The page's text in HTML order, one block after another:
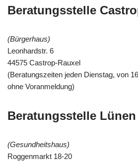
Beratungsstelle
(Bürgerhaus)
Leonhardstr. 6
44575 Castrop-Rauxel
(Beratungszeiten jeden Dienstag, von
ohne Voranmeldung)
Beratungsstelle Lünen
(Gesundheitshaus)
Roggenmarkt 18-20